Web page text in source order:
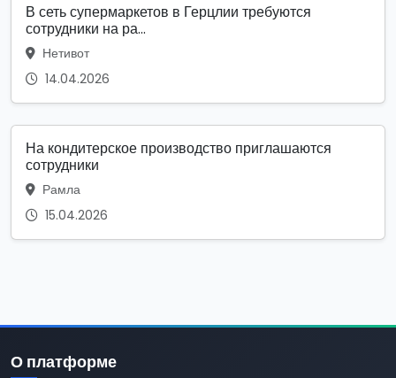
В сеть супермаркетов в Герцлии требуются
сотрудники на ра...
Нетивот
14.04.2026
На кондитерское производство приглашаются
сотрудники
Рамла
15.04.2026
О платформе